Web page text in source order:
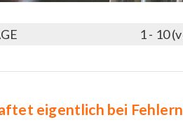
1 - 10
eigentlich bei